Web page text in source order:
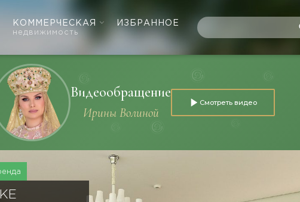
КОММЕРЧЕСКАЯ
недвижимость
ИЗБРАННОЕ
Видеообращение
Ирины Волиной
Смотреть видео